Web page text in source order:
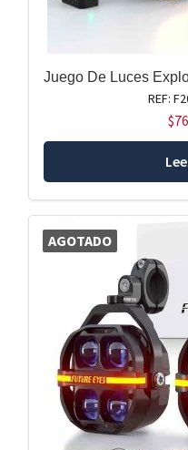
Juego De Luces
REF:
$
AGOTADO